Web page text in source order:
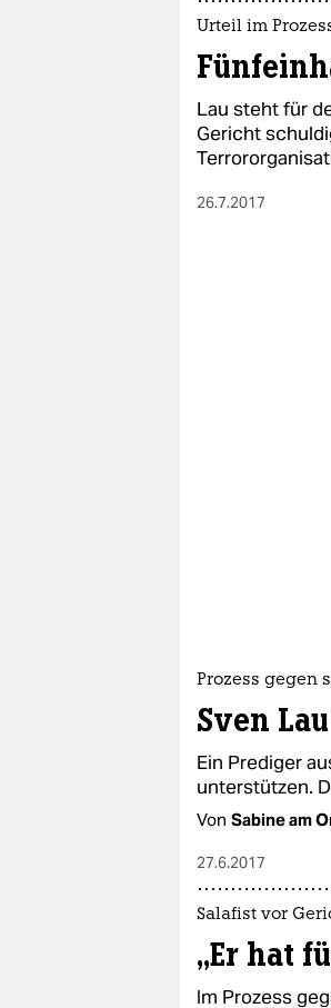
Urteil im
Lau steht für
Gericht
26.7.2017
Prozess gegen
Sven
Ein Prediger
unterstützen.
Von Sabine am
27.6.2017
Salafist vor
„Er hat
Im Prozess